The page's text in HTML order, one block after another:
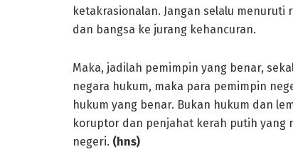
ketakrasionalan. Jangan selalu
dan bangsa ke jurang kehancuran.
Maka, jadilah pemimpin yang benar,
negara hukum, maka para pemimpin
hukum yang benar. Bukan hukum dan
koruptor dan penjahat kerah putih yang
negeri. (hns)